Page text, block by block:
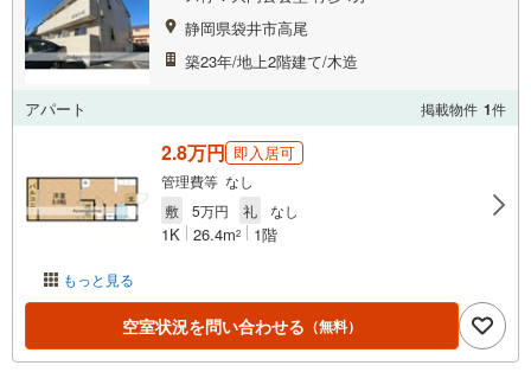
静岡県袋井市高尾
築23年/地上2階建て/木造
アパート 掲載物件 1件
もっと見る
2.8万円 即入居可
管理費等 なし
敷
5万円 礼 なし
1K 26.4m2 1階
空室状況を問い合わせる （無料）